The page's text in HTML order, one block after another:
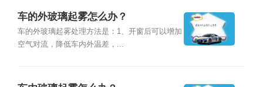
车的外玻璃起雾怎么办？
车的外玻璃起雾处理方法是：1、开窗后可以增加
空气对流，降低车内外温差，...